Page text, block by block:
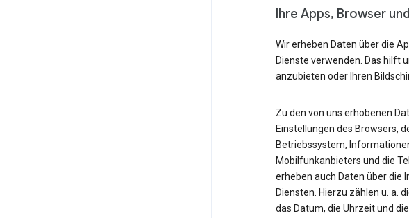
Ihre Apps, Browser
Wir erheben Daten über die
Dienste verwenden. Das hilft
anzubieten oder Ihren
Zu den von uns erhobenen
Einstellungen des Browsers,
Betriebssystem,
Mobilfunkanbieters und die
erheben auch Daten über die
Diensten. Hierzu zählen u. a.
das Datum, die Uhrzeit und